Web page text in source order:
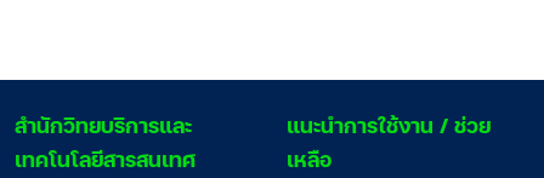
สํานักวิทยบริการและ
เทคโนโลยีสารสนเทศ
แนะนำการใช้งาน / ช่วย
เหลือ